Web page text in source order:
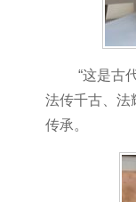
“这是古
法传千古、法
传承。